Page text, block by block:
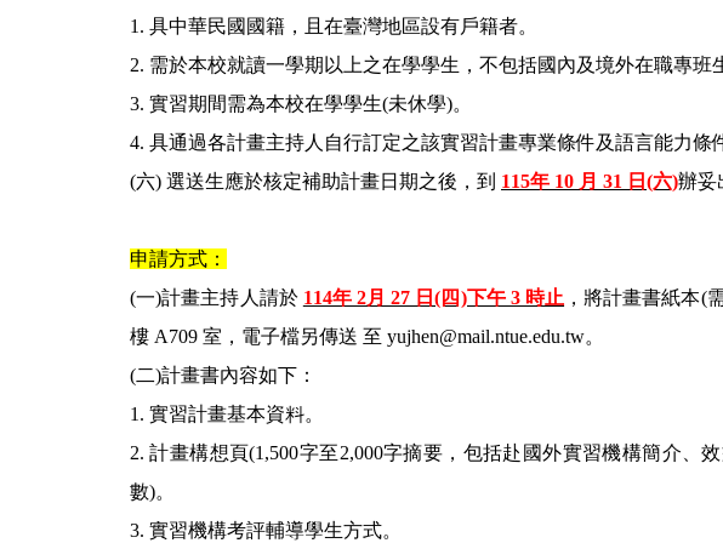
1. 具中華民國國籍，且在臺灣地區設有戶籍者。
2. 需於本校就讀一學期以上之在學學生，不包括國內及境外在職專班
3. 實習期間需為本校在學學生(未休學)。
4. 具通過各計畫主持人自行訂定之該實習計畫專業條件及語言能力條
(六) 選送生應於核定補助計畫日期之後，到 115年 10 月 31 日(六)辦妥
申請方式：
(一)計畫主持人請於 114年 2月 27 日(四)下午 3 時止 ，將計畫書紙本(
樓 A709 室，電子檔另傳送 至 yujhen@mail.ntue.edu.tw。
(二)計畫書內容如下：
1. 實習計畫基本資料。
2. 計畫構想頁(1,500字至2,000字摘要，包括赴國外實習機構簡介
數)。
3. 實習機構考評輔導學生方式。